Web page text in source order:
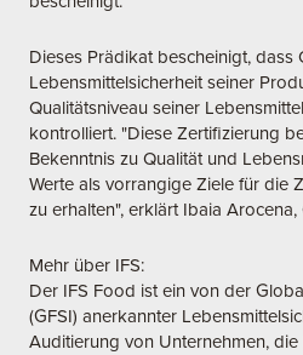
Dieses Prädikat bescheinigt, dass
Lebensmittelsicherheit seiner
Qualitätsniveau seiner
kontrolliert. "Diese Zertifizierung
Bekenntnis zu Qualität und
Werte als vorrangige Ziele für die
zu erhalten", erklärt Ibaia
Mehr über IFS:
Der IFS Food ist ein von der
(GFSI) anerkannter
Auditierung von Unternehmen,